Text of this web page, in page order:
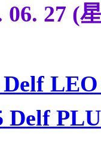
27 (
LEO
Delf